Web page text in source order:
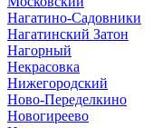
Нагатино-Садовники
Нагатинский Затон
Нагорный
Некрасовка
Нижегородский
Ново-Переделкино
Новогиреево